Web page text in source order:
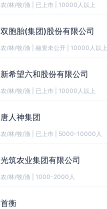
农/林/牧/渔 已上市 10000人以上
双胞胎(集团)股份有限公司
农/林/牧/渔 融资未公开 10000人以上
新希望六和股份有限公司
农/林/牧/渔 已上市 10000人以上
唐人神集团
农/林/牧/渔 已上市 5000-10000人
光筑农业集团有限公司
农/林/牧/渔 1000-2000人
首衡